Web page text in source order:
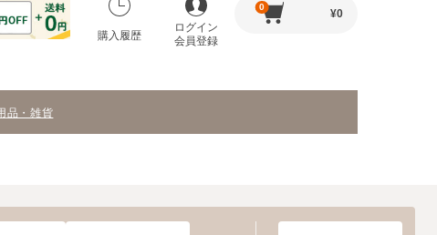
購入履歴
ログイン
会員登録
0
¥0
品・雑貨